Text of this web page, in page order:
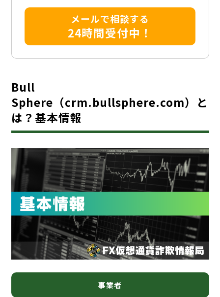
メールで相談する
24時間受付中！
Bull
Sphere（crm.bullsphere.com）と
は？基本情報
事業者